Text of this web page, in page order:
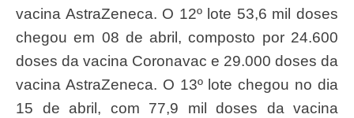
vacina AstraZeneca. O 12º lote 53,6 mil doses
chegou em 08 de abril, composto por 24.600
doses da vacina Coronavac e 29.000 doses da
vacina AstraZeneca. O 13º lote chegou no dia
15 de abril, com 77,9 mil doses da vacina